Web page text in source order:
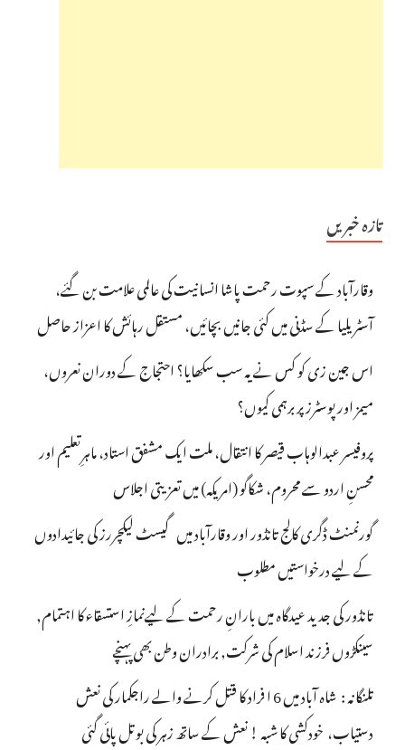
تازہ خبریں
وقارآباد کے سپوت رحمت پاشا انسانیت کی عالمی علامت بن گئے،
آسٹریلیا کے سڈنی میں کئی جانیں بچائیں، مستقل رہائش کا اعزاز حاصل
اس جین زی کو کس نے یہ سب سکھایا؟ احتجاج کے دوران نعروں،
میمز اور پوسٹرز پر برہمی کیوں؟
پروفیسر عبدالوہاب قیصر کا انتقال، ملت ایک مشفق استاد، ماہرِتعلیم اور
محسنِ اردو سے محروم، شکاگو (امریکہ) میں تعزیتی اجلاس
گورنمنٹ ڈگری کالج تانڈور اور وقارآباد میں گیسٹ لیکچررز کی جائیدادوں
کے لیے درخواستیں مطلوب
تانڈور کی جدید عیدگاہ میں بارانِ رحمت کے لیےنمازِ استسقاء کا اہتمام,
سینکڑوں فرزند اسلام کی شرکت, برادران وطن بھی پہنچے
تلنگانہ : شاہ آباد میں 6 ا فراد کا قتل کرنے والے راجکمار کی نعش
دستیاب، خودکشی کا شبہ ! نعش کے ساتھ زہر کی بوتل پائی گئی